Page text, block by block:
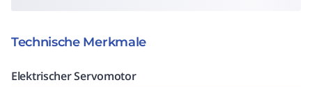
Technische Merkmale
Elektrischer Servomotor